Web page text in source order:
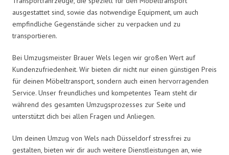
ausgestattet sind, sowie das notwendige Equipment, um auch
empfindliche Gegenstände sicher zu verpacken und zu
transportieren.
Bei Umzugsmeister Brauer Wels legen wir großen Wert auf
Kundenzufriedenheit. Wir bieten dir nicht nur einen günstigen Preis
für deinen Möbeltransport, sondern auch einen hervorragenden
Service. Unser freundliches und kompetentes Team steht dir
während des gesamten Umzugsprozesses zur Seite und
unterstützt dich bei allen Fragen und Anliegen.
Um deinen Umzug von Wels nach Düsseldorf stressfrei zu
gestalten, bieten wir dir auch weitere Dienstleistungen an, wie